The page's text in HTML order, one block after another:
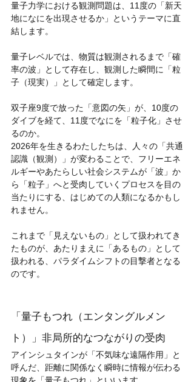
量子力学における観測問題は、11度の「新天
地になにを出現させるか」というテーマに直
結します。
量子レベルでは、物質は観測されるまで「確
率の波」として存在し、観測した瞬間に「粒
子（現実）」として確定します。
双子座9度で放った「意図の矢」が、10度の
ダイブを経て、11度でなにを「粒子化」させ
るのか。
2026年を生きるわたしたちは、人々の「共通
認識（観測）」が変わることで、フリーエネ
ルギーやあたらしい社会システムが「波」か
ら「粒子」へと受肉していくプロセスを目の
当たりにする、はじめての人類になるかもし
れません。
これまで「見えないもの」として扱われてき
たものが、あたりまえに「あるもの」として
扱われる、パラダイムシフトの目撃者となる
のです。
「量子もつれ（エンタングルメン
ト）」非局所的なつながりの受肉
アインシュタインが「不気味な遠隔作用」と
呼んだ、距離に関係なく瞬時に情報が伝わる